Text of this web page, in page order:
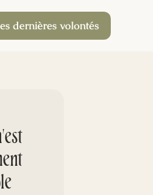
dernières volontés